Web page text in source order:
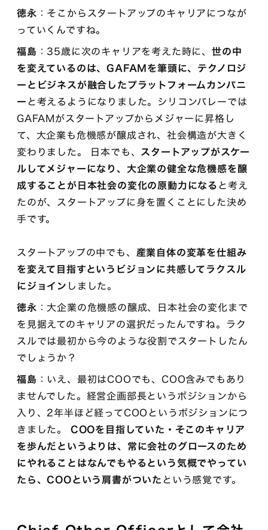
徳永 ：そこからスタートアップのキャリアにつなが
っていくんですね。
福島 ：35歳に次のキャリアを考えた時に、世の中
を変えているのは、GAFAMを筆頭に、テクノロジ
ーとビジネスが融合したプラットフォームカンパニ
ーと考えるようになりました。シリコンバレーでは
GAFAMがスタートアップからメジャーに昇格し
て、大企業も危機感が醸成され、社会構造が大きく
変わりました。 日本でも、 スタートアップがスケー
ルしてメジャーになり、大企業の健全な危機感を醸
成することが日本社会の変化の原動力になると考え
たのが、スタートアップに身を置くことにした決め
手です。
スタートアップの中でも、 産業自体の変革を仕組み
を変えて目指すというビジョンに共感してラクスル
にジョイン しました。
徳永 ：大企業の危機感の醸成、日本社会の変化まで
を見据えてのキャリアの選択だったんですね。ラク
スルでは最初から今のような役割でスタートしたん
でしょうか？
福島 ：いえ、最初はCOOでも、COO含みでもあり
ませんでした。経営企画部長というポジションから
入り、2年半ほど経ってCOOというポジションにつ
きました。 COOを目指していた・そこのキャリア
を歩んだというよりは、常に会社のグロースのため
にやれることはなんでもやるという気概でやってい
たら、COOという肩書がついたという感覚です。